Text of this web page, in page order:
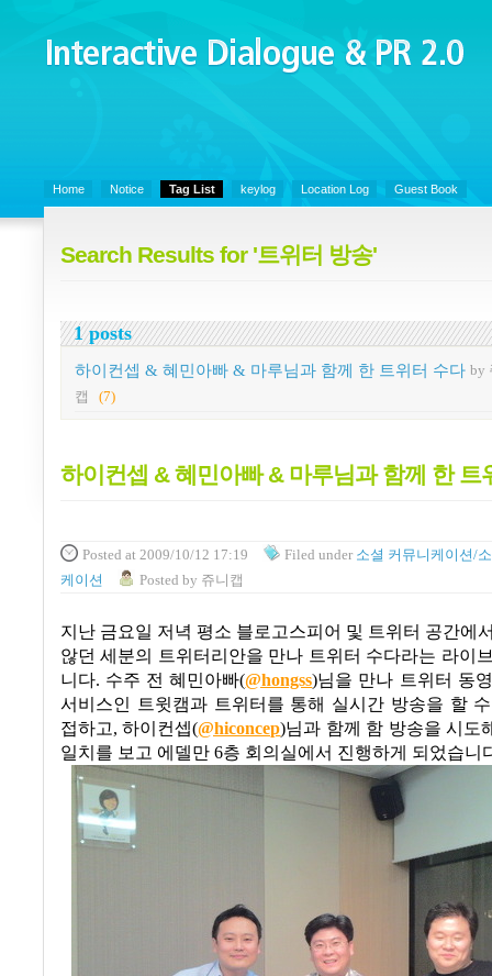
Interactive Dialogue &
PR 2.0
Home Notice Tag List keylog Location Log Guest Book
Search Results for '트위터 방송'
1 posts
하이컨셉 & 혜민아빠 & 마루님과 함께 한 트위터 수다 by
캡 (7)
하이컨셉 & 혜민아빠 & 마루님과 함께 한 트
Posted at 2009/10/12 17:19 Filed under 소셜 커뮤니케이션/
케이션
Posted by 쥬니캡
지난 금요일 저녁 평소 블로고스피어 및 트위터 공간에
않던 세분의 트위터리안을 만나 트위터 수다라는 라이
니다. 수주 전 혜민아빠(@hongss)님을 만나 트위터 동
서비스인 트윗캠과 트위터를 통해 실시간 방송을 할
접하고,하이컨셉(@hiconcep)님과 함께 함 방송을 시도
일치를 보고 에델만 6층 회의실에서 진행하게 되었습니